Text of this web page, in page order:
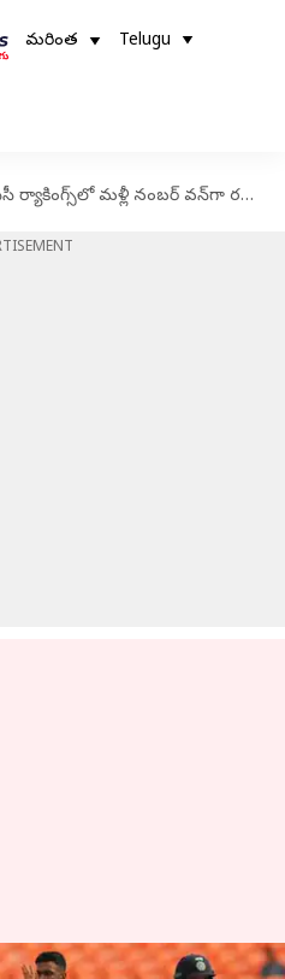
మరింత Telugu
ర్యాకింగ్స్‌లో మళ్లీ నంబర్ వన్‌గా రవిచంద్రన్ అశ్విన్